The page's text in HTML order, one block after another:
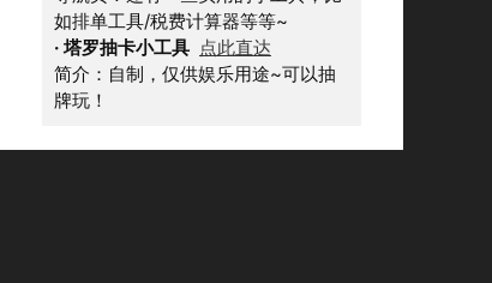
如排单工具/税费计算器等等~
· 塔罗抽卡小工具 点此直达
简介：自制，仅供娱乐用途~可以抽
牌玩！